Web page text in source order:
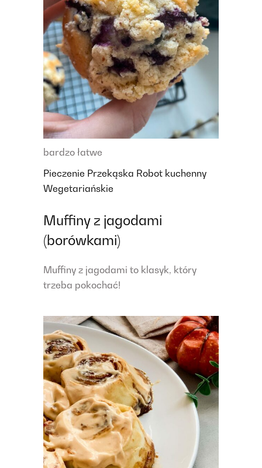
bardzo łatwe
Pieczenie Przekąska Robot kuchenny
Wegetariańskie
Muffiny z jagodami
(borówkami)
Muffiny z jagodami to klasyk, który
trzeba pokochać!